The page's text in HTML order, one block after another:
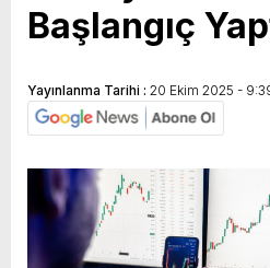
Başlangıç
Yayınlanma Tarihi : 20 Ekim 2025 -